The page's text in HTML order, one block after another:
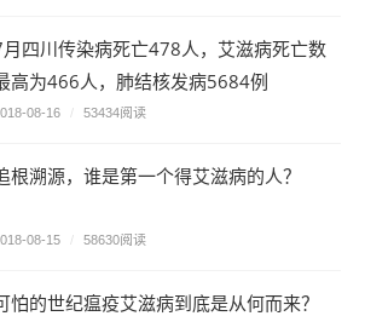
四川传染病死亡478人，艾滋病死亡数
高为466人，肺结核发病5684例
08-16 / 53434阅读
根溯源，谁是第一个得艾滋病的人？
08-15 / 58630阅读
怕的世纪瘟疫艾滋病到底是从何而来？